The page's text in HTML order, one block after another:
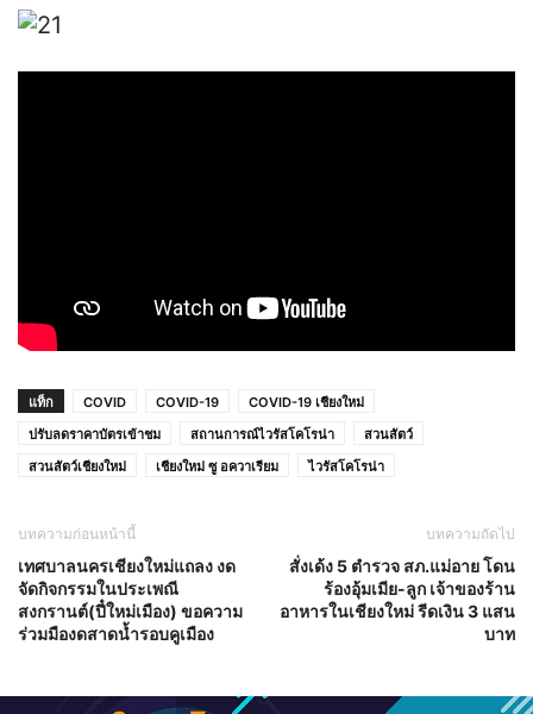
แท็ก COVID COVID-19
COVID-19 เชียงใหม่
ปรับลดราคาบัตรเข้าชม
สถานการณ์ไวรัสโคโรน่า
สวนสัตว์
สวนสัตว์เชียงใหม่
เชียงใหม่ ซู อควาเรียม ไวรัสโคโรน่า
บทความก่อนหน้านี้
เทศบาลนครเชียงใหม่แถลง งด
จัดกิจกรรมในประเพณี
สงกรานต์(ปี๋ใหม่เมือง) ขอความ
ร่วมมืองดสาดน้ำรอบคูเมือง
บทความถัดไป
สั่งเด้ง 5 ตำรวจ สภ.แม่อาย โดน
ร้องอุ้มเมีย-ลูก เจ้าของร้าน
อาหารในเชียงใหม่ รีดเงิน 3 แสน
บาท